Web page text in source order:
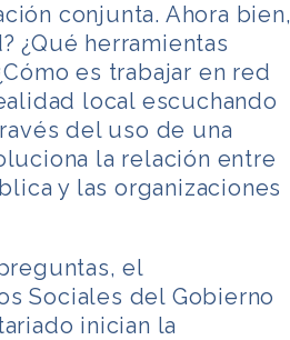
conjunta. Ahora bien,
¿Qué herramientas
es trabajar en red
local escuchando
del uso de una
la relación entre
y las organizaciones
el
Sociales del Gobierno
inician la